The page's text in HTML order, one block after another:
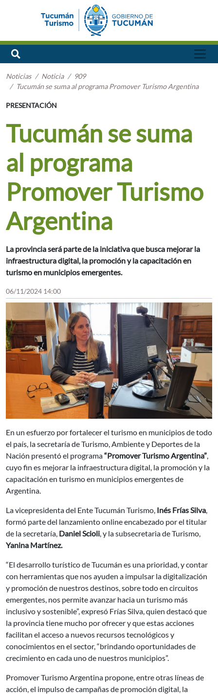
Noticias Noticia
909
Tucumán se suma al programa Promover Turismo Argentina
PRESENTACIÓN
Tucumán se suma
al programa
Promover Turismo
Argentina
La provincia será parte de la iniciativa que busca mejorar la
infraestructura digital, la promoción y la capacitación en
turismo en municipios emergentes.
06/11/2024 14:00
En un esfuerzo por fortalecer el turismo en municipios de todo
el país, la secretaría de Turismo, Ambiente y Deportes de la
Nación presentó el programa“Promover Turismo Argentina”,
cuyo fin es mejorar la infraestructura digital, la promoción y la
capacitación en turismo en municipios emergentes de
Argentina.
La vicepresidenta del Ente Tucumán Turismo, Inés Frías Silva,
formó parte del lanzamiento online encabezado por el titular
de la secretaría, Daniel Scioli, y la subsecretaria de Turismo,
Yanina Martínez.
“El desarrollo turístico de Tucumán es una prioridad, y contar
con herramientas que nos ayuden a impulsar la digitalización
y promoción de nuestros destinos, sobre todo en circuitos
emergentes, nos permite avanzar hacia un turismo más
inclusivo y sostenible”, expresó Frías Silva, quien destacó que
la provincia tiene mucho por ofrecer y que estas acciones
facilitan el acceso a nuevos recursos tecnológicos y
conocimientos en el sector, “brindando oportunidades de
crecimiento en cada uno de nuestros municipios”.
Promover Turismo Argentina propone, entre otras líneas de
acción, el impulso de campañas de promoción digital, la